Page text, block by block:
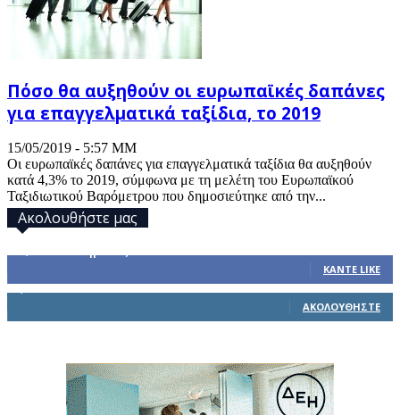
Πόσο θα αυξηθούν οι ευρωπαϊκές δαπάνες
για επαγγελματικά ταξίδια, το 2019
15/05/2019 - 5:57 ΜΜ
Οι ευρωπαϊκές δαπάνες για επαγγελματικά ταξίδια θα αυξηθούν
κατά 4,3% το 2019, σύμφωνα με τη μελέτη του Ευρωπαϊκού
Ταξιδιωτικού Βαρόμετρου που δημοσιεύτηκε από την...
Ακολουθήστε μας
ΚΆΝΤΕ LIKE
ΑΚΟΛΟΥΘΉΣΤΕ